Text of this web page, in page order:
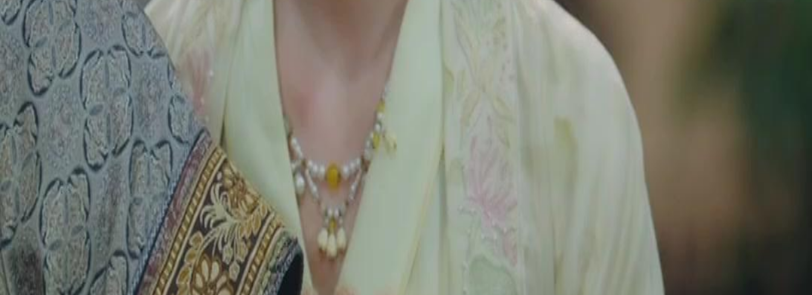
Le Roi Divin, déguisé en mendiant, épouse Rose de Valois. Maltraité par sa famille, il révèle ses pouvoirs
lors d'un banquet. Face à leur hostilité persistante, il déploie sa puissance divine pour la protéger.
Click to copy the link
Click to copy the link
1 - 30
31 - 60
61 -70
Tous les épisodes
123 456 8 1011 12 13 15 16 17 18 19 20 21 22 23 26
31
32 33 34 35 36 38 39 40 41 42 43 44 45 46 47 49
60
61
62 63 64 65 66 67 68 69 70
Recommandé pour vous